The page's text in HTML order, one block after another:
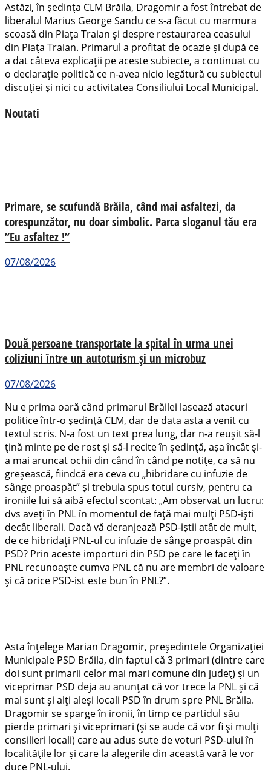
Astăzi, în ședința CLM Brăila, Dragomir a fost întrebat de
liberalul Marius George Sandu ce s-a făcut cu marmura
scoasă din Piața Traian și despre restaurarea ceasului
din Piața Traian. Primarul a profitat de ocazie și după ce
a dat câteva explicații pe aceste subiecte, a continuat cu
o declarație politică ce n-avea nicio legătură cu subiectul
discuției și nici cu activitatea Consiliului Local Municipal.
Noutati
Primare, se scufundă Brăila, când mai asfaltezi, da
corespunzător, nu doar simbolic. Parca sloganul tău era
”Eu asfaltez !”
07/08/2026
Două persoane transportate la spital în urma unei
coliziuni între un autoturism și un microbuz
07/08/2026
Nu e prima oară când primarul Brăilei lasează atacuri
politice într-o ședință CLM, dar de data asta a venit cu
textul scris. N-a fost un text prea lung, dar n-a reușit să-l
țină minte pe de rost și să-l recite în ședință, așa încât și-
a mai aruncat ochii din când în când pe notițe, ca să nu
greșească, fiindcă era ceva cu „hibridare cu infuzie de
sânge proaspăt” și trebuia spus totul cursiv, pentru ca
ironiile lui să aibă efectul scontat: „Am observat un lucru:
dvs aveți în PNL în momentul de față mai mulți PSD-iști
decât liberali. Dacă vă deranjează PSD-iștii atât de mult,
de ce hibridați PNL-ul cu infuzie de sânge proaspăt din
PSD? Prin aceste importuri din PSD pe care le faceți în
PNL recunoaște cumva PNL că nu are membri de valoare
și că orice PSD-ist este bun în PNL?”.
Asta înțelege Marian Dragomir, președintele Organizației
Municipale PSD Brăila, din faptul că 3 primari (dintre care
doi sunt primarii celor mai mari comune din județ) și un
viceprimar PSD deja au anunțat că vor trece la PNL și că
mai sunt și alți aleși locali PSD în drum spre PNL Brăila.
Dragomir se sparge în ironii, în timp ce partidul său
pierde primari și viceprimari (și se aude că vor fi și mulți
consilieri locali) care au adus sute de voturi PSD-ului în
localitățile lor și care la alegerile din această vară le vor
duce PNL-ului.